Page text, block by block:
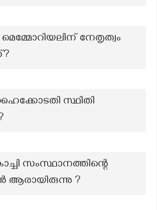
മെമ്മോറിയലിന് നേതൃത്വം
സ്ഥിതി
സംസ്ഥാനത്തിന്റെ
ആരായിരുന്നു ?